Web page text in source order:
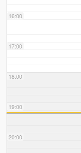
16:00
17:00
18:00
19:00
20:00